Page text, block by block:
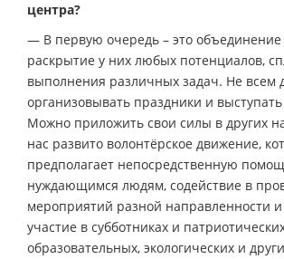
центра?
— В первую очередь – это объединение
раскрытие у них любых потенциалов,
выполнения различных задач. Не всем
организовывать праздники и
Можно приложить свои силы в других
нас развито волонтёрское движение,
предполагает непосредственную
нуждающимся людям, содействие в
мероприятий разной направленности
участие в субботниках и
образовательных, экологических и